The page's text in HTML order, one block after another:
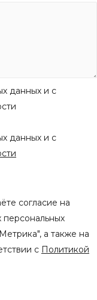
данных и с
данных и с
согласие на
а также на
с Политикой